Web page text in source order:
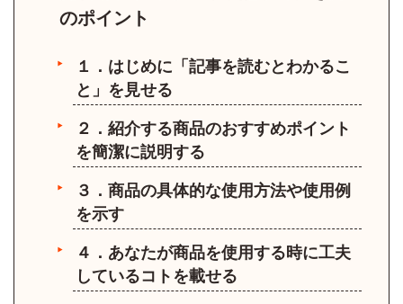
のポイント
１．はじめに「記事を読むとわかるこ
と」を見せる
２．紹介する商品のおすすめポイント
を簡潔に説明する
３．商品の具体的な使用方法や使用例
を示す
４．あなたが商品を使用する時に工夫
しているコトを載せる